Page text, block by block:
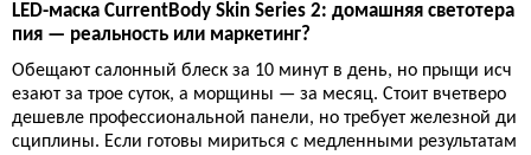
LED-маска CurrentBody Skin Series 2: домашняя светотера
пия — реальность или маркетинг?
Обещают салонный блеск за 10 минут в день, но прыщи исч
езают за трое суток, а морщины — за месяц. Стоит вчетверо
дешевле профессиональной панели, но требует железной ди
сциплины. Если готовы мириться с медленными результатам